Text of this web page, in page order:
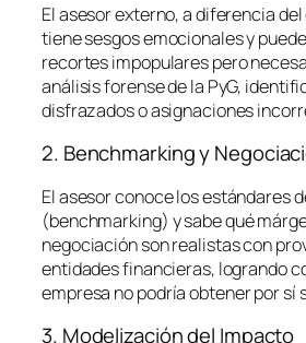
El asesor externo, a diferencia
tiene sesgos emocionales y
recortes impopulares pero
análisis forense de la PyG,
disfrazados o asignaciones
2. Benchmarking y
El asesor conoce los estándares
(benchmarking) y sabe qué
negociación son realistas con
entidades financieras, logrando
empresa no podría obtener por sí
3. Modelización del Impacto